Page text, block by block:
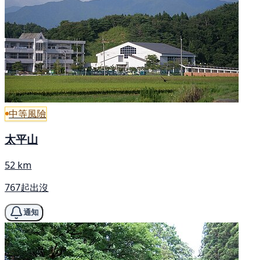
中等風險
太平山
52 km
767起出沒
通知